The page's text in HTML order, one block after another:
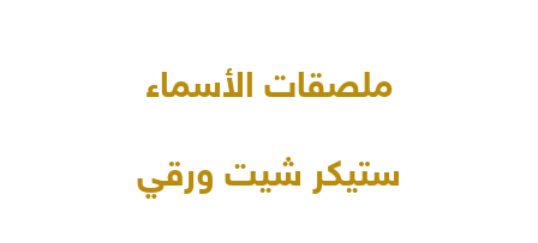
ملصقات الأسماء
ستيكر شيت ورقي